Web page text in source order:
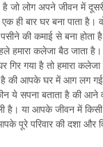
जो लोग अपने जीवन में
ही बार घर बना पाता
की कमाई से बना होता
हमारा कलेजा बैठ जाता है।
गया है तो हमारा
है की आपके घर में आग लग
ये सपना बताता है की आने
है। या आपके जीवन में
पूरे परिवार की दशा और